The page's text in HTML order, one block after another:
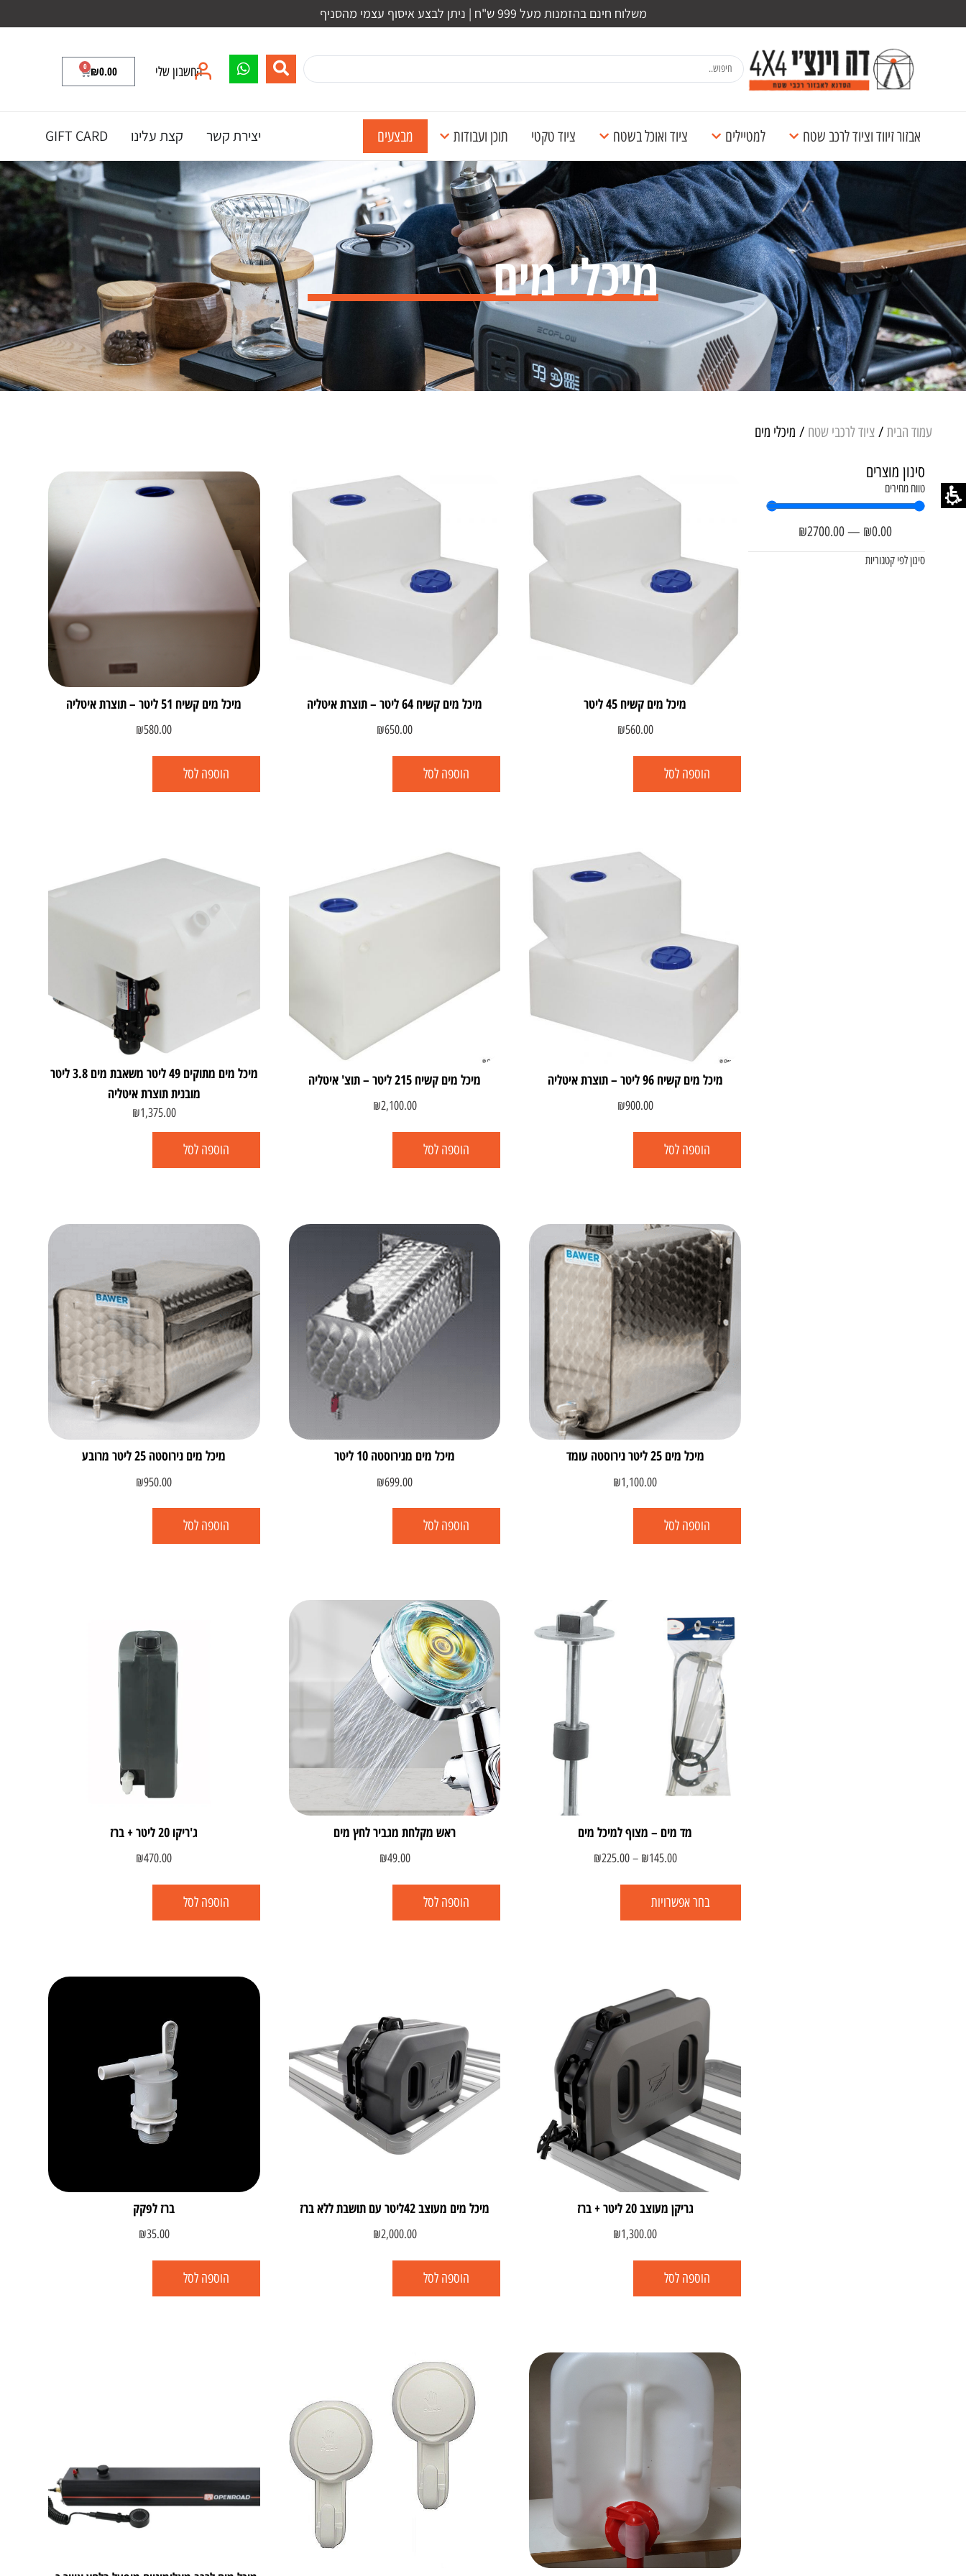
משלוח חינם בהזמנות מעל 999 ש"ח | ניתן לבצע איסוף עצמי מהסניף
החשבון שלי ₪0.00
0
אבזור זיווד וציוד לרכב שטח למטיילים ציוד ואוכל בשטח ציוד טקטי תוכן ועבודות מבצעים יצירת קשר קצת עלינו GIFT CARD
מיכלי מים
עמוד הבית / ציוד לרכבי שטח / מיכלי מים
מיכל מים קשיח 45 ליטר
₪560.00
הוספה לסל
מיכל מים קשיח 64 ליטר – תוצרת איטליה
₪650.00
הוספה לסל
מיכל מים קשיח 51 ליטר – תוצרת איטליה
₪580.00
הוספה לסל
מיכל מים קשיח 96 ליטר – תוצרת איטליה
₪900.00
הוספה לסל
מיכל מים קשיח 215 ליטר – תוצ' איטליה
₪2,100.00
הוספה לסל
מיכל מים מתוקים 49 ליטר משאבת מים 3.8 ליטר
מובנית תוצרת איטליה
₪1,375.00
הוספה לסל
מיכל מים 25 ליטר נירוסטה עומד
₪1,100.00
הוספה לסל
מיכל מים מנירוסטה 10 ליטר
₪699.00
הוספה לסל
מיכל מים נירוסטה 25 ליטר מרובע
₪950.00
הוספה לסל
מד מים – מצוף למיכל מים
₪145.00
–
₪225.00
בחר אפשרויות
ראש מקלחת מגביר לחץ מים
₪49.00
הוספה לסל
ג'ריקו 20 ליטר + ברז
₪470.00
הוספה לסל
גריקן מעוצב 20 ליטר + ברז
₪1,300.00
הוספה לסל
מיכל מים מעוצב 42ליטר עם תושבת ללא ברז
₪2,000.00
הוספה לסל
ברז לפקק
₪35.00
הוספה לסל
סינון מוצרים
טווח מחירים
₪0.00
—
₪2700.00
סינון לפי קטגוריות